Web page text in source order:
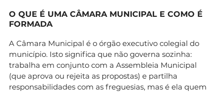
O QUE É UMA CÂMARA MUNICIPAL E COMO É
FORMADA
A Câmara Municipal é o órgão executivo colegial do
município. Isto significa que não governa sozinha:
trabalha em conjunto com a Assembleia Municipal
(que aprova ou rejeita as propostas) e partilha
responsabilidades com as freguesias, mas é ela quem